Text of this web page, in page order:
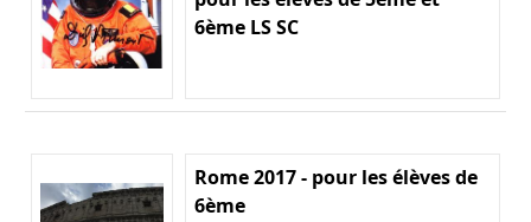
6ème LS SC
Rome 2017 - pour les élèves de
6ème